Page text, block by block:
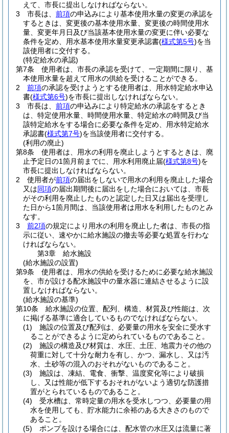
えて、市長に提出しなければならない。
3
市長は、 前項の申込みにより基本使用水量の変更の承認を
するときは、変更後の基本使用水量、変更後の時間使用水
量、変更年月日及び当該基本使用水量の変更に伴い必要な
条件を定め、用水基本使用水量変更承認書(様式第5号)を当
該使用者に交付する。
(特定給水の承認)
第7条
使用者は、市長の承認を受けて、一定期間に限り、基
本使用水量を超えて用水の供給を受けることができる。
2
前項の承認を受けようとする使用者は、用水特定給水申込
書(様式第6号)を市長に提出しなければならない。
3
市長は、 前項の申込みにより特定給水の承認をするとき
は、特定使用水量、時間使用水量、特定給水の時間及び当
該特定給水をする場合に必要な条件を定め、用水特定給水
承認書(様式第7号)を当該使用者に交付する。
(利用の廃止)
第8条
使用者は、用水の利用を廃止しようとするときは、廃
止予定日の1箇月前までに、用水利用廃止届(様式第8号)を
市長に提出しなければならない。
2
使用者が前項の届出をしないで用水の利用を廃止した場合
又は同項の届出期間後に届出をした場合においては、市長
がその利用を廃止したものと認定した日又は届出を受理し
た日から1箇月間は、当該使用者は用水を利用したものとみ
なす。
3
前2項の規定により用水の利用を廃止した者は、市長の指
示に従い、速やかに給水施設の撤去等必要な処置を行わな
ければならない。
第3章
給水施設
(給水施設の設置)
第9条
使用者は、用水の供給を受けるために必要な給水施設
を、市が設ける配水施設中の量水器に連結させるように設
置しなければならない。
(給水施設の基準)
第10条
給水施設の位置、配列、構造、材質及び性能は、次
に掲げる基準に適合しているものでなければならない。
(1)
施設の位置及び配列は、必要量の用水を安全に受水す
ることができるように定められているものであること。
(2)
施設の構造及び材質は、水圧、土圧、地震力その他の
荷重に対して十分な耐力を有し、かつ、漏水し、又は汚
水、土砂等の混入のおそれがないものであること。
(3)
施設は、凍結、電食、衝撃、温度変化等により破損
し、又は性能が低下するおそれがないよう適切な防護措
置がとられているものであること。
(4)
受水槽は、常時定量の用水を受水しつつ、必要量の用
水を使用しても、貯水能力に余裕のある大きさのもので
あること。
(5)
ポンプを設ける場合には、配水管の水圧又は流量に著